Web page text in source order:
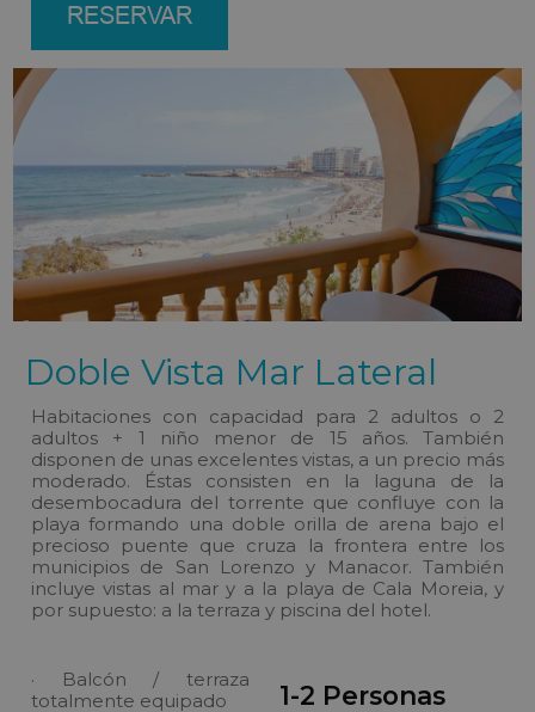
RESERVAR
Doble Vista Mar Lateral
Habitaciones con capacidad para 2 adultos o 2
adultos + 1 niño menor de 15 años. También
disponen de unas excelentes vistas, a un precio más
moderado. Éstas consisten en la laguna de la
desembocadura del torrente que confluye con la
playa formando una doble orilla de arena bajo el
precioso puente que cruza la frontera entre los
municipios de San Lorenzo y Manacor. También
incluye vistas al mar y a la playa de Cala Moreia, y
por supuesto: a la terraza y piscina del hotel.
· Balcón / terraza
totalmente equipado
1-2 Personas